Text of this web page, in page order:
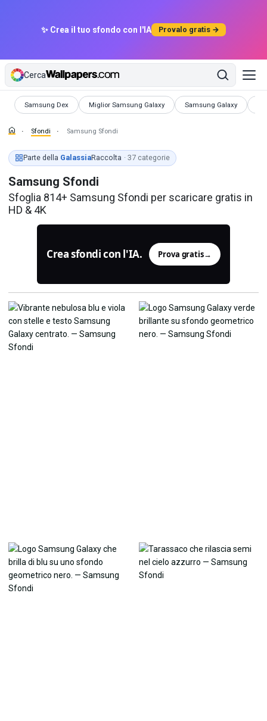
✨ Crea il tuo sfondo con l'IA Provalo gratis →
Cerca
Samsung Dex
Sfondi Miglior Samsung Galaxy
Sfondi Samsung Galaxy
Sfondi
Sfondi Samsung Sfondi
Parte della GalassiaRaccolta · 37 categorie
Samsung Sfondi
Sfoglia 814+ Samsung Sfondi per scaricare gratis in
HD & 4K
Crea sfondi con l'IA. Prova gratis→